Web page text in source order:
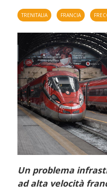
TRENITALIA FRANCIA
Un problema
ad alta velocità